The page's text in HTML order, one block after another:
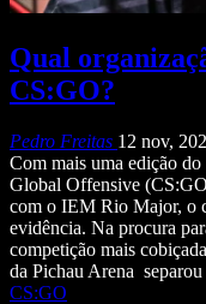
Qual
CS:GO?
Pedro Freitas 12 nov,
Com mais uma edição
Global Offensive
com o IEM Rio Major, o
evidência. Na procura
competição mais
da Pichau Arena
CS:GO